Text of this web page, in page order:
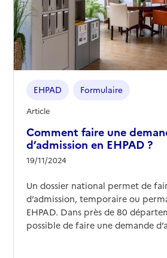
Comment faire une
d’admission en EHPAD ?
19/11/2024
EHPAD Formulaire
Article
Un dossier national permet de
d’admission, temporaire ou
EHPAD. Dans près de 80
possible de faire une demande